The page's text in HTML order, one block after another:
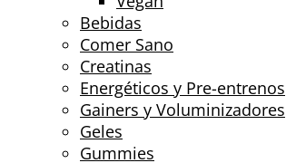
Bebidas
Comer Sano
Creatinas
Energéticos y Pre-entrenos
Gainers y Voluminizadores
Geles
Gummies